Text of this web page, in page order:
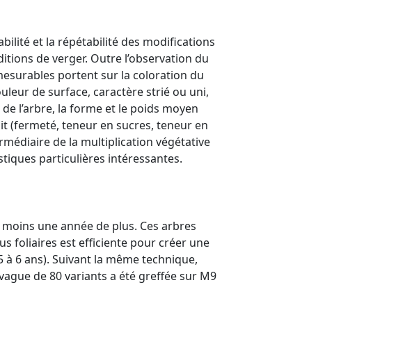
et la répétabilité des modifications
de verger. Outre l’observation du
portent sur la coloration du
de surface, caractère strié ou uni,
l’arbre, la forme et le poids moyen
(fermeté, teneur en sucres, teneur en
de la multiplication végétative
particulières intéressantes.
une année de plus. Ces arbres
foliaires est efficiente pour créer une
6 ans). Suivant la même technique,
de 80 variants a été greffée sur M9